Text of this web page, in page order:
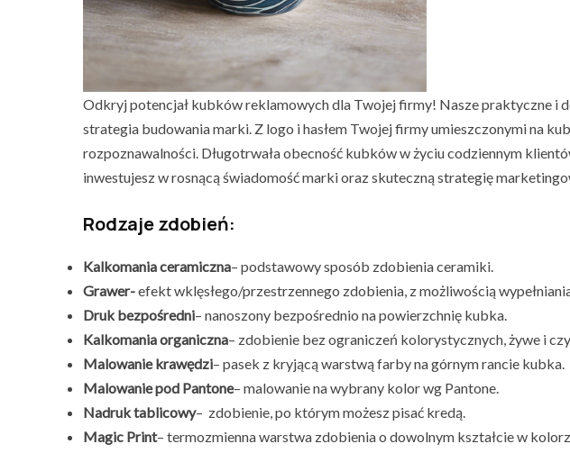
Odkryj potencjał kubków reklamowych dla Twojej firmy! Nasze praktyczne i
strategia budowania marki. Z logo i hasłem Twojej firmy umieszczonymi na
rozpoznawalności. Długotrwała obecność kubków w życiu codziennym
inwestujesz w rosnącą świadomość marki oraz skuteczną strategię
Rodzaje zdobień:
Kalkomania ceramiczna– podstawowy sposób zdobienia ceramiki.
Grawer-efekt wklęsłego/przestrzennego zdobienia, z możliwością
Druk bezpośredni– nanoszony bezpośrednio na powierzchnię kubka.
Kalkomania organiczna– zdobienie bez ograniczeń kolorystycznych, żywe i
Malowanie krawędzi– pasek z kryjącą warstwą farby na górnym rancie kubka.
Malowanie pod Pantone– malowanie na wybrany kolor wg Pantone.
Nadruk tablicowy– zdobienie, po którym możesz pisać kredą.
Magic Print– termozmienna warstwa zdobienia o dowolnym kształcie w